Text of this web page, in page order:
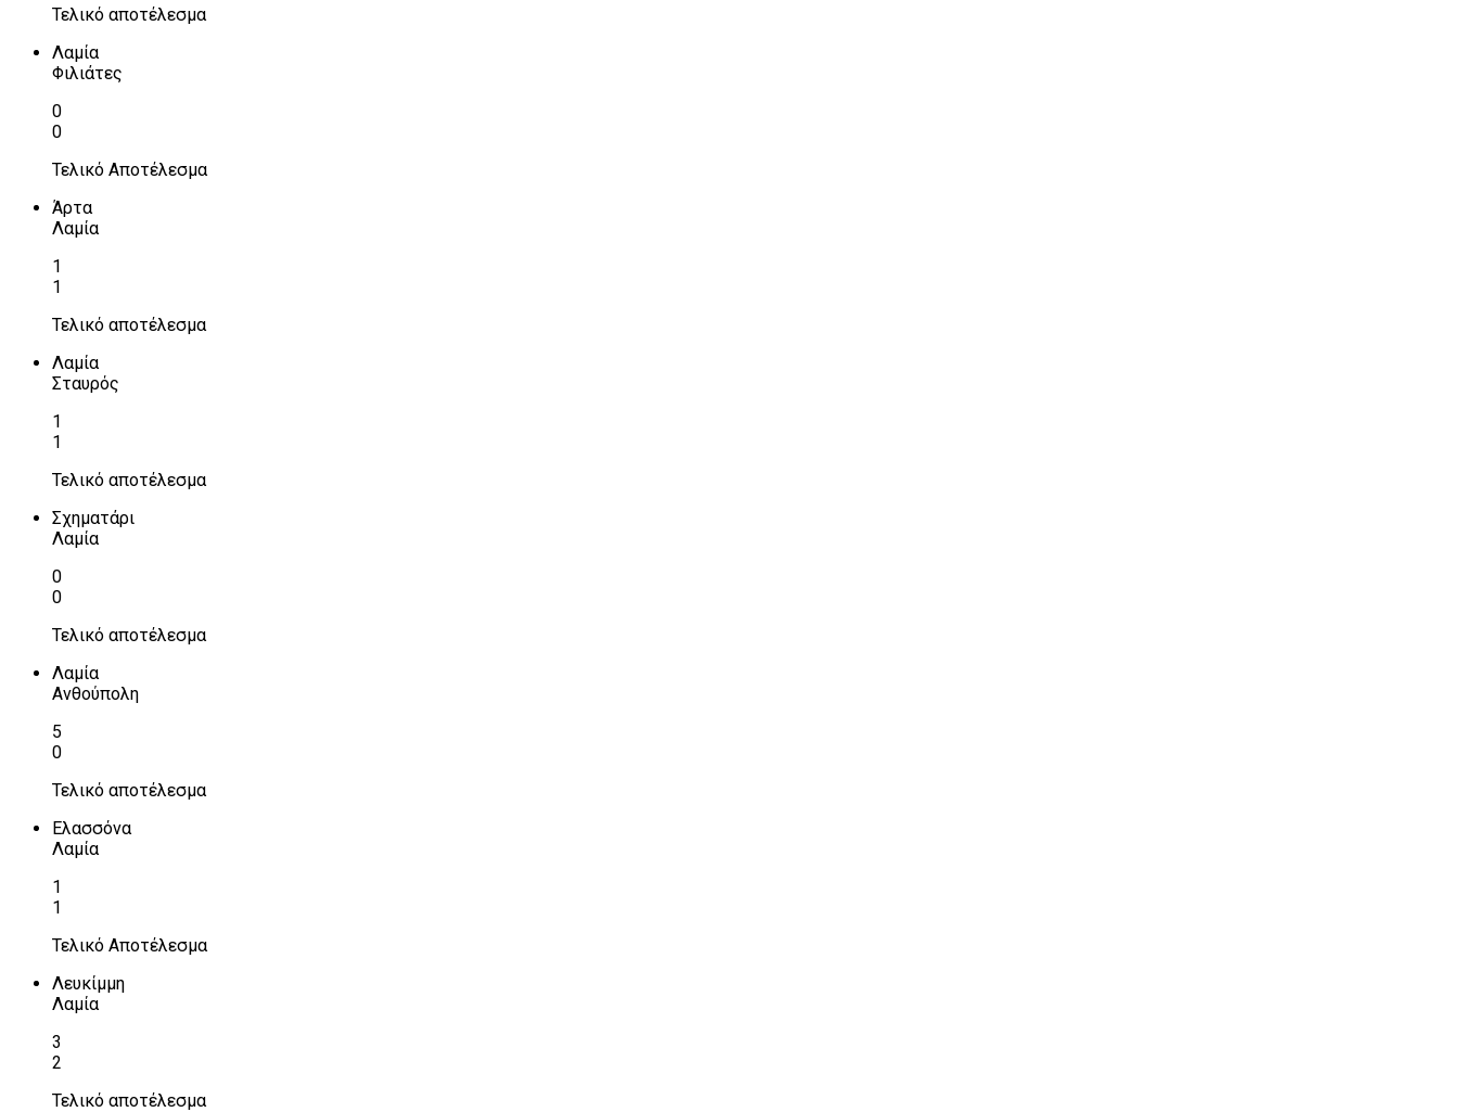
Τελικό αποτέλεσμα
Λαμία
Φιλιάτες
0
0
Τελικό Αποτέλεσμα
Άρτα
Λαμία
1
1
Τελικό αποτέλεσμα
Λαμία
Σταυρός
1
1
Τελικό αποτέλεσμα
Σχηματάρι
Λαμία
0
0
Τελικό αποτέλεσμα
Λαμία
Ανθούπολη
5
0
Τελικό αποτέλεσμα
Ελασσόνα
Λαμία
1
1
Τελικό Αποτέλεσμα
Λευκίμμη
Λαμία
3
2
Τελικό αποτέλεσμα